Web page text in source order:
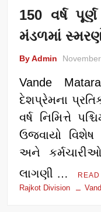
150 વર્ષ
મંડળમાં
By Admin
Vande
દેશપ્રેમના
વર્ષ નિમિત્તે
ઉજવાયો
અને
લાગણી …
Rajkot Division